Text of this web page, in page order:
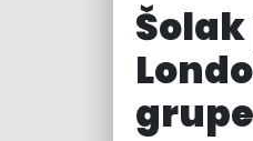
grupe